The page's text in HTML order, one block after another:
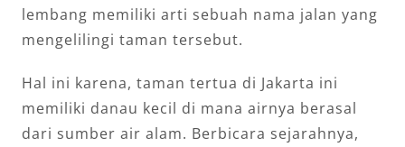
lembang memiliki arti sebuah nama jalan yang
mengelilingi taman tersebut.
Hal ini karena, taman tertua di Jakarta ini
memiliki danau kecil di mana airnya berasal
dari sumber air alam. Berbicara sejarahnya,